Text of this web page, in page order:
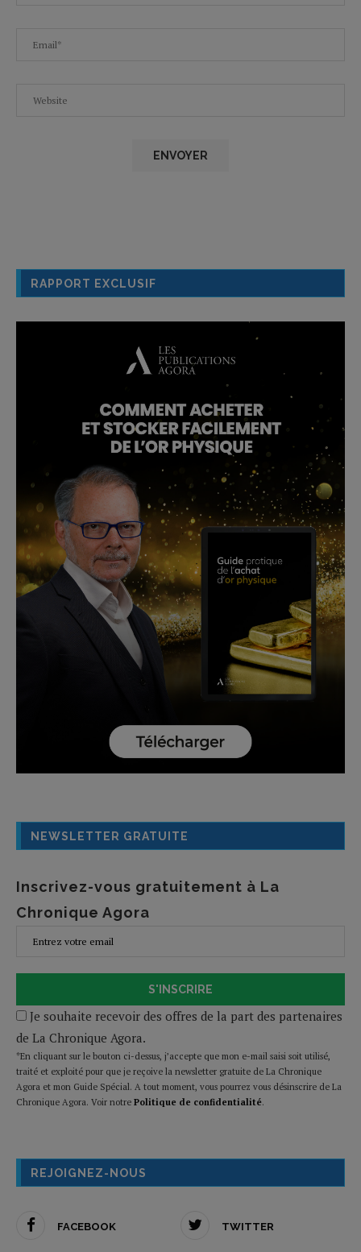
RAPPORT EXCLUSIF
NEWSLETTER GRATUITE
Inscrivez-vous gratuitement à La
Chronique Agora
S'INSCRIRE
Je souhaite recevoir des offres de la part des partenaires
de La Chronique Agora.
*En cliquant sur le bouton ci-dessus, j’accepte que mon e-mail saisi soit utilisé,
traité et exploité pour que je reçoive la newsletter gratuite de La Chronique
Agora et mon Guide Spécial. A tout moment, vous pourrez vous désinscrire de La
Chronique Agora. Voir notre Politique de confidentialité.
REJOIGNEZ-NOUS
FACEBOOK TWITTER